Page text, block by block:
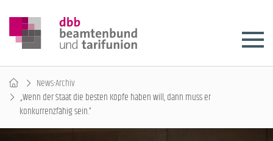
News-Archiv
„Wenn der Staat die besten Köpfe haben will, dann muss er
konkurrenzfähig sein.“